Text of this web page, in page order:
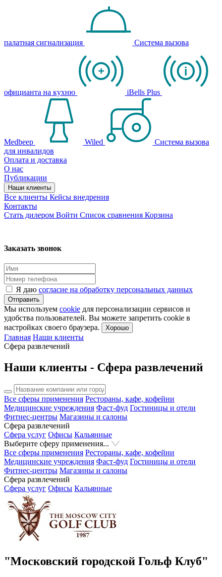
палатная сигнализация Система вызова
официанта на кухню iBells Plus
Medbeep Wiled
Система вызова
для инвалидов
Оплата и доставка
О нас
Публикации
Наши клиенты
Все клиенты Кейсы внедрения
Контакты
Стать дилером Войти Список сравнения Корзина
Заказать звонок
Я даю согласие на обработку персональных данных
Отправить
Мы используем cookie для персонализации сервисов и
удобства пользователей. Вы можете запретить cookie в
настройках своего браузера.
Хорошо
Главная Наши клиенты
Сфера развлечений
Наши клиенты - Сфера развлечений
Все сферы применения Рестораны, кафе, кофейни
Медицинские учреждения Фаст-фуд Гостиницы и отели
Фитнес-центры Магазины и салоны
Сфера развлечений
Сфера услуг Офисы Кальянные
Выберите сферу применения...
Все сферы применения Рестораны, кафе, кофейни
Медицинские учреждения Фаст-фуд Гостиницы и отели
Фитнес-центры Магазины и салоны
Сфера развлечений
Сфера услуг Офисы Кальянные
"Московский городской Гольф Клуб"